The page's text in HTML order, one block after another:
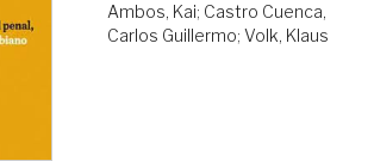
Ambos, Kai; Castro Cuenca,
Carlos Guillermo; Volk, Klaus